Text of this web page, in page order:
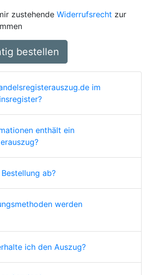
zustehende Widerrufsrecht zur
bestellen
im
enthält ein
ab?
werden
ich den Auszug?